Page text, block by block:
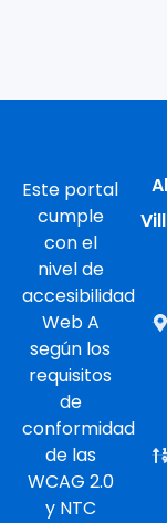
Este portal
cumple
con el
nivel de
accesibilidad
Web A
según los
requisitos
de
conformidad
de las
WCAG 2.0
y NTC